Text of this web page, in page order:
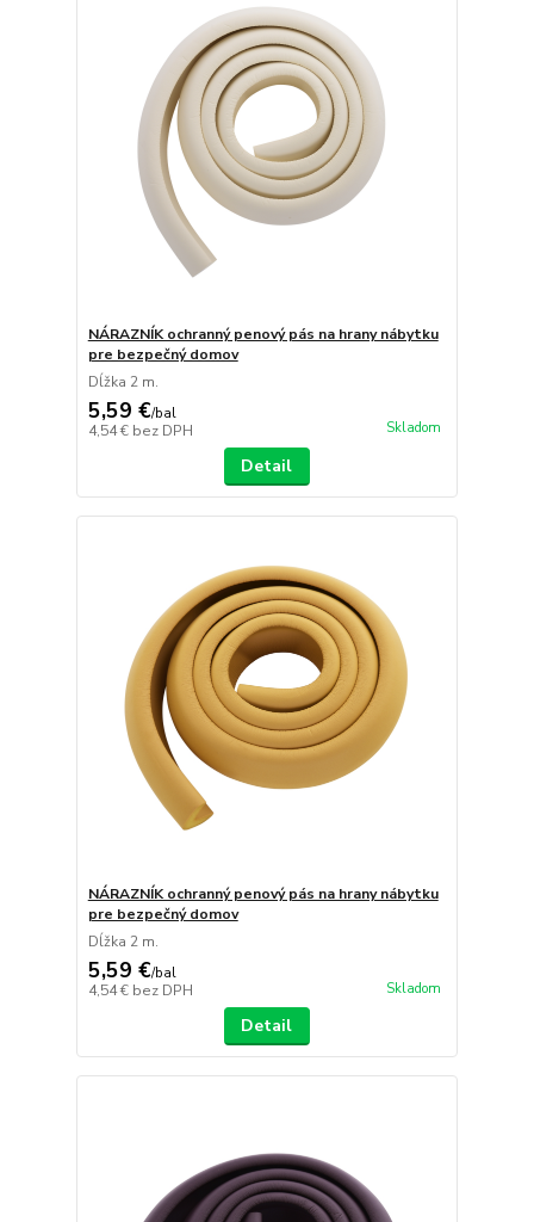
NÁRAZNÍK ochranný penový pás na hrany nábytku
pre bezpečný domov
Dĺžka 2 m.
5,59 €/bal
4,54 € bez DPH Skladom
Detail
NÁRAZNÍK ochranný penový pás na hrany nábytku
pre bezpečný domov
Dĺžka 2 m.
5,59 €/bal
4,54 € bez DPH Skladom
Detail